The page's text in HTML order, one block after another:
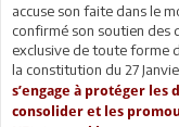
accuse son faite dans le
confirmé son soutien des
exclusive de toute forme
la constitution du 27
s’engage à protéger les
consolider et les